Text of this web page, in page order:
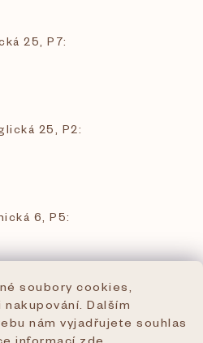
soubory cookies,
Dalším
nám vyjadřujete souhlas
informací zde
25, P7:
25, P2:
6, P5: